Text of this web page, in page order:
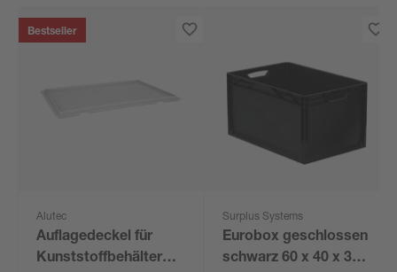
Bestseller
Alutec
Auflagedeckel für
Kunststoffbehälter
Surplus Systems
Eurobox geschlossen
schwarz 60 x 40 x 32